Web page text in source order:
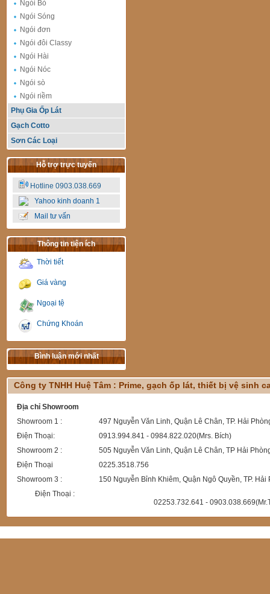
Ngói Bò
Ngói Sóng
Ngói đơn
Ngói đôi Classy
Ngói Hài
Ngói Nóc
Ngói sò
Ngói riềm
Phụ Gia Ốp Lát
Gạch Cotto
Sơn Các Loại
Hỗ trợ trực tuyến
Hotline 0903.038.669
Yahoo kinh doanh 1
Mail tư vấn
Thông tin tiện ích
Thời tiết
Giá vàng
Ngoại tệ
Chứng Khoán
Bình luận mới nhất
Công ty TNHH Huệ Tâm : Prime, gạch ốp lát, thiết bị vệ
Địa chỉ Showroom
Showroom 1 :
497 Nguyễn Văn Linh, Quận Lê Chân, TP. Hải
Điện Thoại:
0913.994.841 - 0984.822.020(Mrs. Bích)
Showroom 2 :
505 Nguyễn Văn Linh, Quận Lê Chân, TP Hải
Điện Thoại
0225.3518.756
Showroom 3 :
150 Nguyễn Bỉnh Khiêm, Quận Ngô Quyền, TP. Hải
Điện Thoại :
02253.732.641 -